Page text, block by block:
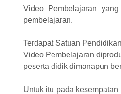
Video Pembelajaran
pembelajaran.
Terdapat Satuan
Video Pembelajaran
peserta didik dimanapun
Untuk itu pada kesempatan